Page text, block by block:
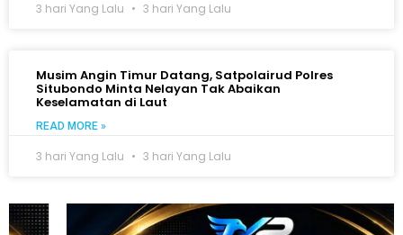
3 hari Yang Lalu 3 hari Yang Lalu
Musim Angin Timur Datang, Satpolairud Polres
Situbondo Minta Nelayan Tak Abaikan
Keselamatan di Laut
READ MORE »
3 hari Yang Lalu 3 hari Yang Lalu